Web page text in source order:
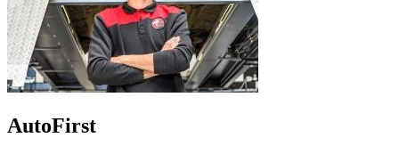
AutoFirst